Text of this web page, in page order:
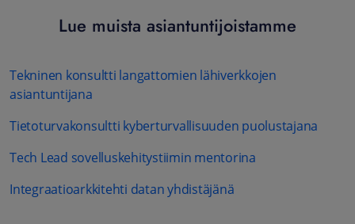
Lue muista asiantuntijoistamme
Tekninen konsultti langattomien lähiverkkojen
asiantuntijana
Tietoturvakonsultti kyberturvallisuuden puolustajana
Tech Lead sovelluskehitystiimin mentorina
Integraatioarkkitehti datan yhdistäjänä